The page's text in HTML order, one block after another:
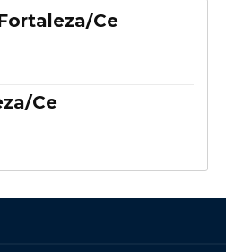
Ce
Ce